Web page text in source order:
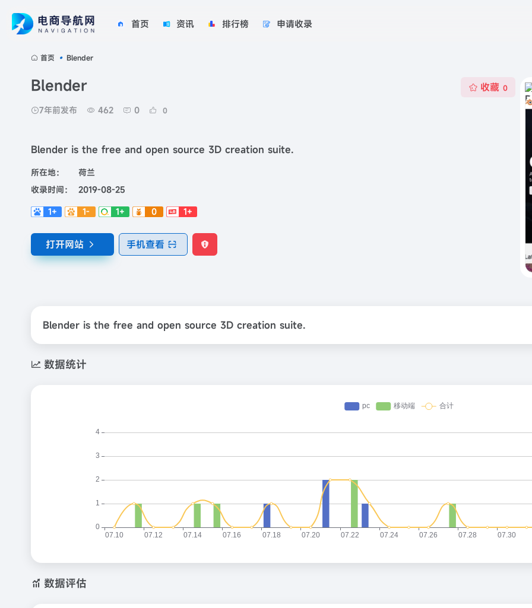
首页 资讯 排行榜 申请收录
首页 • Blender
Blender
7年前发布 462 0 0
收藏 0
Blender is the free and open source 3D creation suite.
所在地：
荷兰
收录时间：
2019-08-25
1+
1- 1+ 0 1+
打开网站 手机查看
Blender is the free and open source 3D creation suite.
数据统计
数据评估